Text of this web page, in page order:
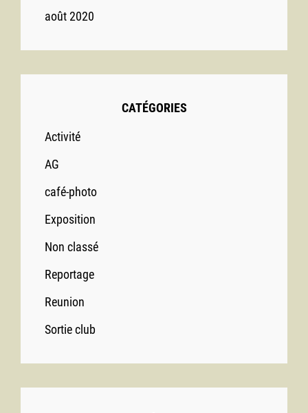
août 2020
CATÉGORIES
Activité
AG
café-photo
Exposition
Non classé
Reportage
Reunion
Sortie club